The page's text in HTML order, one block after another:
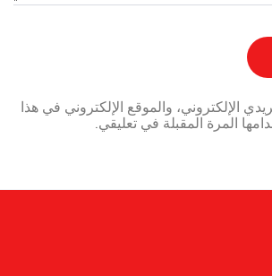
الإلكتروني، والموقع الإلكتروني في هذا
المرة المقبلة في تعليقي.